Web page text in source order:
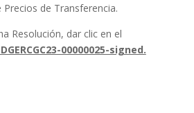
de Transferencia.
Resolución, dar clic en el
00000025-signed.